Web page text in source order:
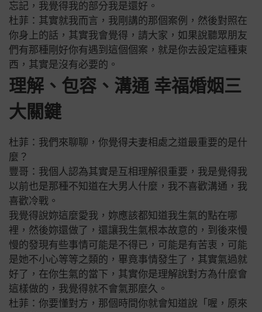
忘記，我覺得我的部分我是還好。
杜菲：其實就我而言，我剛講的那個案例，然後對照在
你身上的話，其實我會覺得，請大家，如果說聽眾朋友
們有那種剛好你有遇到這個個案，就是你去設定這種東
西，其實是沒有必要的。
理解、包容、溝通 幸福婚姻三
大關鍵
杜菲：我們來聊聊，你覺得夫妻相處之道最重要的是什
麼？
豐哥：我個人認為其實是互相理解很重要，我是覺得我
以前也是那種不知道在大男人什麼，我不喜歡溝通，我
喜歡冷戰。
我覺得說妳這麼愛我，妳應該都知道我生氣的點在哪
裡，然後妳還做了，還讓我生氣根本故意的，到後來慢
慢的發現有些事情可能是不得已，可能是有苦衷，可能
是她不小心等等之類的，畢竟事情發生了，其實氣過就
好了，在你生氣的當下，其實你是理解說對方為什麼會
這樣做的，我覺得就不會氣那麼久。
杜菲：你要懂對方，那個時間你就會知道說「喔，原來